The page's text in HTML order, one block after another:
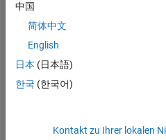
RANG
89.804
中国
简体中文
English
日本 (日本語)
한국 (한국어)
Kontakt zu Ihrer lokalen